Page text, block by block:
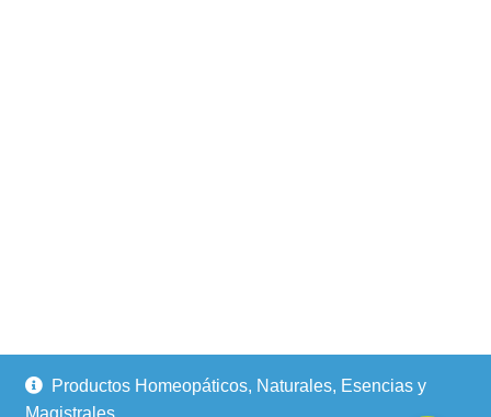
Productos Homeopáticos, Naturales, Esencias y
Magistrales